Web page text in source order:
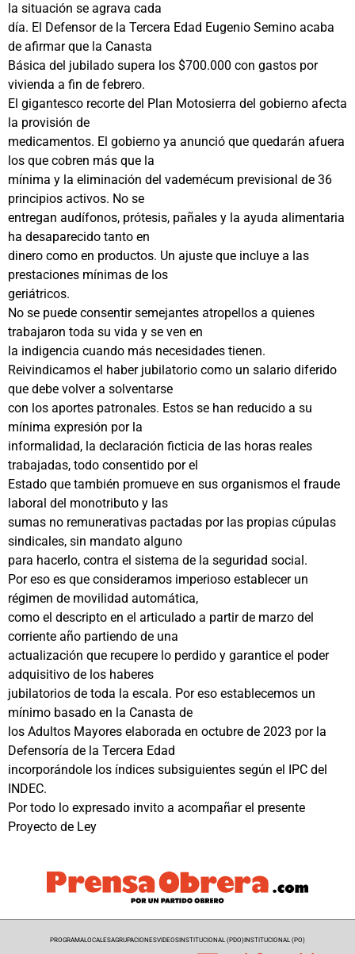
la situación se agrava cada
día. El Defensor de la Tercera Edad Eugenio Semino acaba
de afirmar que la Canasta
Básica del jubilado supera los $700.000 con gastos por
vivienda a fin de febrero.
El gigantesco recorte del Plan Motosierra del gobierno afecta
la provisión de
medicamentos. El gobierno ya anunció que quedarán afuera
los que cobren más que la
mínima y la eliminación del vademécum previsional de 36
principios activos. No se
entregan audífonos, prótesis, pañales y la ayuda alimentaria
ha desaparecido tanto en
dinero como en productos. Un ajuste que incluye a las
prestaciones mínimas de los
geriátricos.
No se puede consentir semejantes atropellos a quienes
trabajaron toda su vida y se ven en
la indigencia cuando más necesidades tienen.
Reivindicamos el haber jubilatorio como un salario diferido
que debe volver a solventarse
con los aportes patronales. Estos se han reducido a su
mínima expresión por la
informalidad, la declaración ficticia de las horas reales
trabajadas, todo consentido por el
Estado que también promueve en sus organismos el fraude
laboral del monotributo y las
sumas no remunerativas pactadas por las propias cúpulas
sindicales, sin mandato alguno
para hacerlo, contra el sistema de la seguridad social.
Por eso es que consideramos imperioso establecer un
régimen de movilidad automática,
como el descripto en el articulado a partir de marzo del
corriente año partiendo de una
actualización que recupere lo perdido y garantice el poder
adquisitivo de los haberes
jubilatorios de toda la escala. Por eso establecemos un
mínimo basado en la Canasta de
los Adultos Mayores elaborada en octubre de 2023 por la
Defensoría de la Tercera Edad
incorporándole los índices subsiguientes según el IPC del
INDEC.
Por todo lo expresado invito a acompañar el presente
Proyecto de Ley
PROGRAMALOCALESAGRUPACIONESVIDEOSINSTITUCIONAL (PDO)INSTITUCIONAL (PO)